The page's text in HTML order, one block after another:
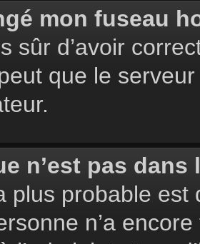
mon fuseau
sûr d’avoir
que le
n’est pas dans
plus probable est
n’a